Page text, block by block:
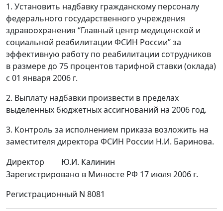
1. Установить надбавку гражданскому персоналу
федерального государственного учреждения
здравоохранения “Главный центр медицинской и
социальной реабилитации ФСИН России” за
эффективную работу по реабилитации сотрудников
в размере до 75 процентов тарифной ставки (оклада)
с 01 января 2006 г.
2. Выплату надбавки произвести в пределах
выделенных бюджетных ассигнований на 2006 год.
3. Контроль за исполнением приказа возложить на
заместителя директора ФСИН России Н.И. Баринова.
Директор
Ю.И. Калинин
Зарегистрировано в Минюсте РФ 17 июля 2006 г.
Регистрационный N 8081